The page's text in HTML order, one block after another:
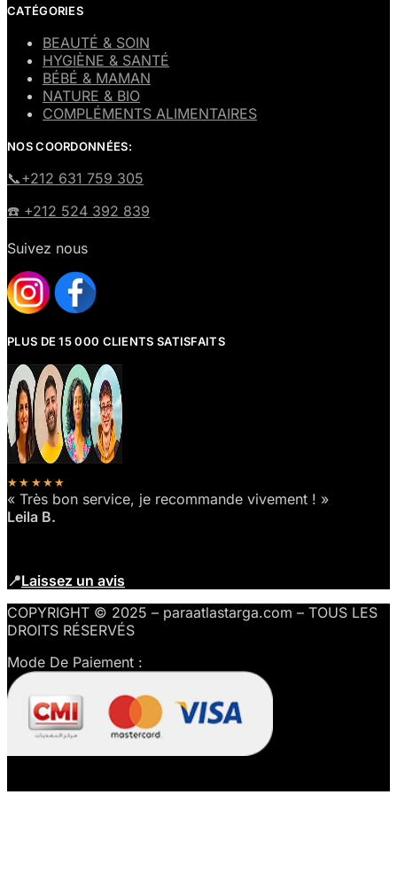
CATÉGORIES
BEAUTÉ & SOIN
HYGIÈNE & SANTÉ
BÉBÉ & MAMAN
NATURE & BIO
COMPLÉMENTS ALIMENTAIRES
NOS COORDONNÉES:
​📞+212 631 759 305
☎️​ +212 524 392 839
Suivez nous
PLUS DE 15 000 CLIENTS SATISFAITS
★★★★★
« Très bon service, je recommande vivement ! »
Leila B.
📍Laissez un avis
COPYRIGHT © 2025 – paraatlastarga.com – TOUS LES
DROITS RÉSERVÉS
Mode De Paiement :